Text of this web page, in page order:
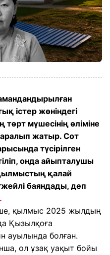
істер жөніндегі
мүшесінің өліміне
жатыр. Сот
түсірілген
онда айыпталушы
қалай
баяндады, деп
қылмыс 2025 жылдың
Қызылқоға
ауылында болған.
ол ұзақ уақыт бойы